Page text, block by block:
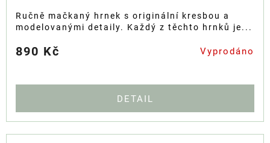
890 Kč Vyprodáno
DETAIL
Ručně mačkaný hrnek s originální kresbou a
modelovanými detaily. Každý z těchto hrnků je...